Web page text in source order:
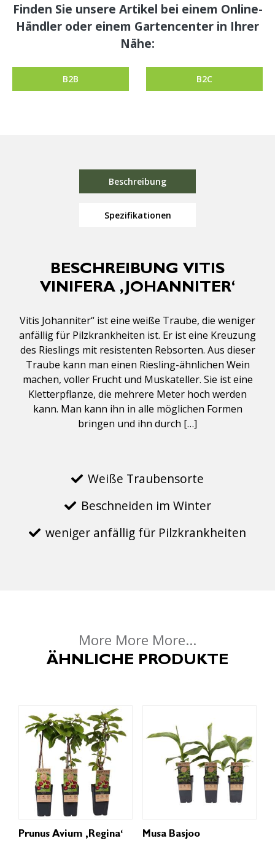
Finden Sie unsere Artikel bei einem Online-
Händler oder einem Gartencenter in Ihrer
Nähe:
B2B B2C
Beschreibung
Spezifikationen
BESCHREIBUNG VITIS
VINIFERA ‚JOHANNITER‘
Vitis Johanniter“ ist eine weiße Traube, die weniger
anfällig für Pilzkrankheiten ist. Er ist eine Kreuzung
des Rieslings mit resistenten Rebsorten. Aus dieser
Traube kann man einen Riesling-ähnlichen Wein
machen, voller Frucht und Muskateller. Sie ist eine
Kletterpflanze, die mehrere Meter hoch werden
kann. Man kann ihn in alle möglichen Formen
bringen und ihn durch […]
Weiße Traubensorte
Beschneiden im Winter
weniger anfällig für Pilzkrankheiten
More More More...
ÄHNLICHE PRODUKTE
Prunus Avium ‚Regina‘ Musa Basjoo